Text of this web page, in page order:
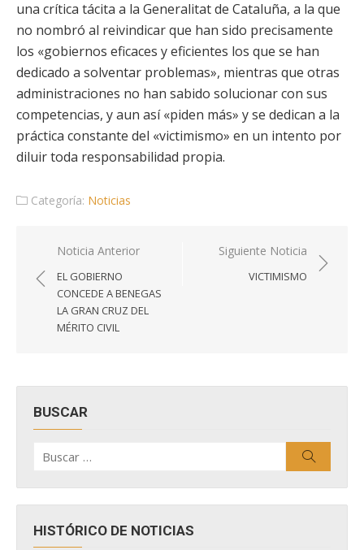
una crítica tácita a la Generalitat de Cataluña, a la que
no nombró al reivindicar que han sido precisamente
los «gobiernos eficaces y eficientes los que se han
dedicado a solventar problemas», mientras que otras
administraciones no han sabido solucionar con sus
competencias, y aun así «piden más» y se dedican a la
práctica constante del «victimismo» en un intento por
diluir toda responsabilidad propia.
Categoría: Noticias
Navegación
de
entradas
Noticia Anterior
EL GOBIERNO
CONCEDE A BENEGAS
LA GRAN CRUZ DEL
MÉRITO CIVIL
Siguiente Noticia
VICTIMISMO
BUSCAR
por:
HISTÓRICO DE NOTICIAS